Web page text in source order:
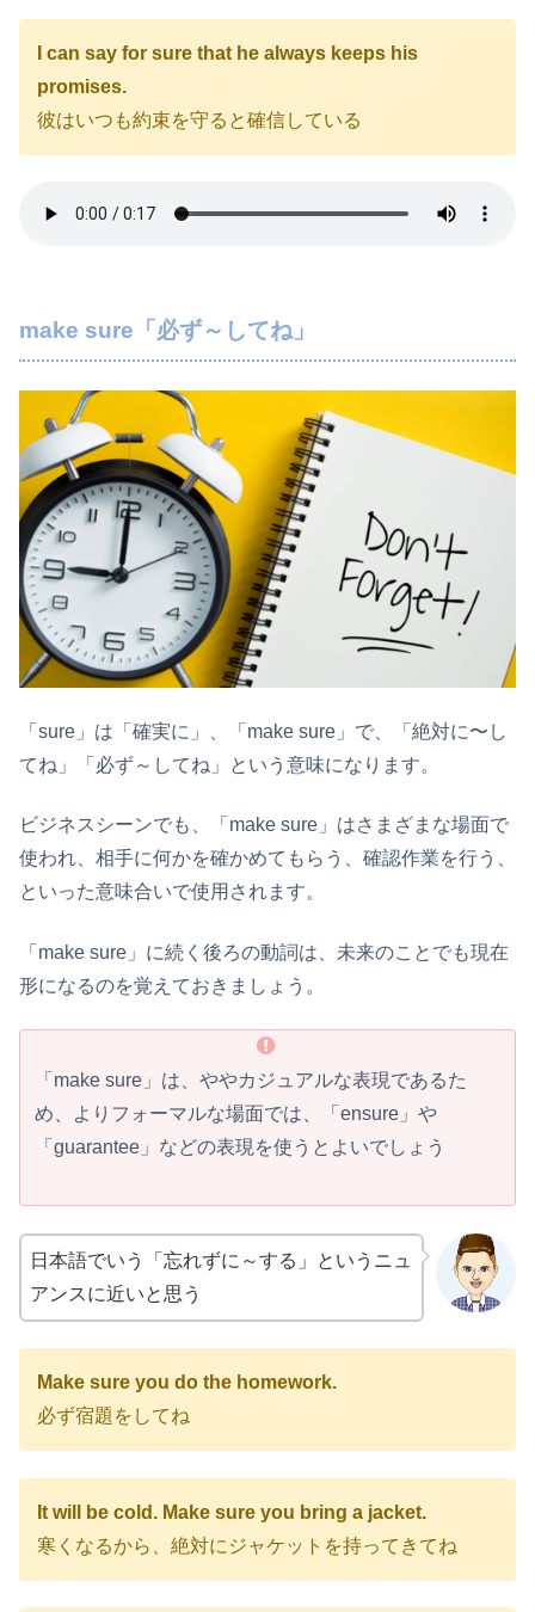
I can say for sure that he always keeps his
promises.
彼はいつも約束を守ると確信している
make sure「必ず～してね」
「sure」は「確実に」、「make sure」で、「絶対に〜し
てね」「必ず～してね」という意味になります。
ビジネスシーンでも、「make sure」はさまざまな場面で
使われ、相手に何かを確かめてもらう、確認作業を行う、
といった意味合いで使用されます。
「make sure」に続く後ろの動詞は、未来のことでも現在
形になるのを覚えておきましょう。
「make sure」は、ややカジュアルな表現であるた
め、よりフォーマルな場面では、「ensure」や
「guarantee」などの表現を使うとよいでしょう
日本語でいう「忘れずに～する」というニュ
アンスに近いと思う
Make sure you do the homework.
必ず宿題をしてね
It will be cold. Make sure you bring a jacket.
寒くなるから、絶対にジャケットを持ってきてね